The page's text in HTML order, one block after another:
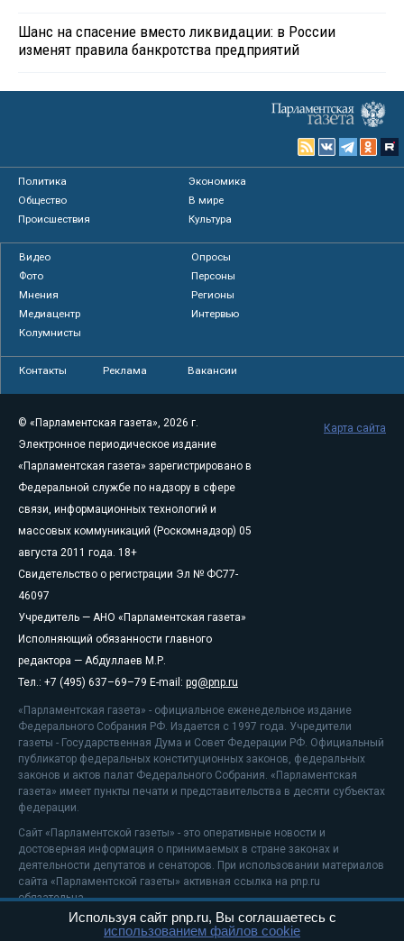
Шанс на спасение вместо ликвидации: в России
изменят правила банкротства предприятий
Политика
Экономика
Общество
В мире
Происшествия
Культура
Видео
Опросы
Фото
Персоны
Мнения
Регионы
Медиацентр
Интервью
Колумнисты
Контакты Реклама Вакансии
© «Парламентская газета», 2026 г.
Электронное периодическое издание
«Парламентская газета» зарегистрировано в
Федеральной службе по надзору в сфере
связи, информационных технологий и
массовых коммуникаций (Роскомнадзор) 05
августа 2011 года. 18+
Свидетельство о регистрации Эл № ФС77-
46097
Учредитель — АНО «Парламентская газета»
Исполняющий обязанности главного
редактора — Абдуллаев М.Р.
Тел.: +7 (495) 637–69–79 E-mail: pg@pnp.ru
«Парламентская газета» - официальное еженедельное издание
Федерального Собрания РФ. Издается с 1997 года. Учредители
газеты - Государственная Дума и Совет Федерации РФ. Официальный
публикатор федеральных конституционных законов, федеральных
законов и актов палат Федерального Собрания. «Парламентская
газета» имеет пункты печати и представительства в десяти субъектах
федерации.
Сайт «Парламентской газеты» - это оперативные новости и
достоверная информация о принимаемых в стране законах и
деятельности депутатов и сенаторов. При использовании материалов
сайта «Парламентской газеты» активная ссылка на pnp.ru
обязательна.
На информационном ресурсе применяютсярекомендательные
Карта сайта
Используя сайт pnp.ru, Вы соглашаетесь с
использованием файлов cookie